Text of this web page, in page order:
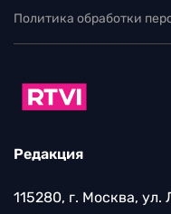
Политика обработки
Редакция
115280, г. Москва, ул.